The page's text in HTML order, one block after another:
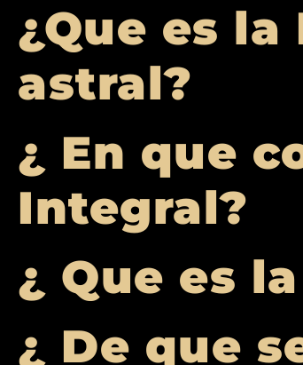
¿Que es
astral?
¿ En que
Integral?
¿ Que es
¿ De que